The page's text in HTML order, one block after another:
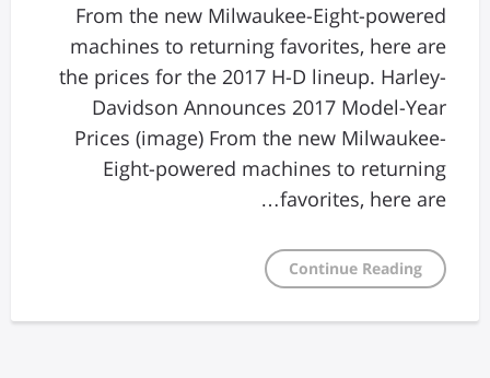
From the new Milwaukee-Eight-powered
machines to returning favorites, here are
the prices for the 2017 H-D lineup. Harley-
Davidson Announces 2017 Model-Year
Prices (image) From the new Milwaukee-
Eight-powered machines to returning
favorites, here are…
Continue Reading